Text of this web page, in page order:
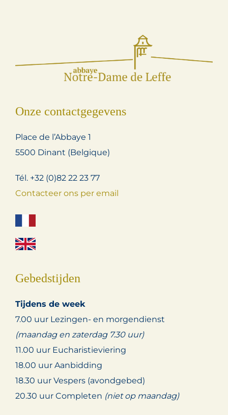
Onze contactgegevens
Place de l’Abbaye 1
5500 Dinant (Belgique)
Tél. +32 (0)82 22 23 77
Contacteer ons per email
Gebedstijden
Tijdens de week
7.00 uur Lezingen- en morgendienst
(maandag en zaterdag 7.30 uur)
11.00 uur Eucharistieviering
18.00 uur Aanbidding
18.30 uur Vespers (avondgebed)
20.30 uur Completen (niet op maandag)